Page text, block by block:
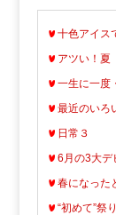
十色アイス
アツい！夏
一生に一度
最近のいろ
日常３
6月の3大デ
春になった
“初めて”祭